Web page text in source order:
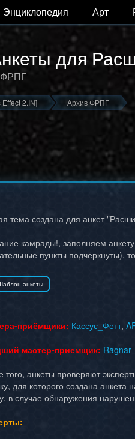
Энциклопедия Арт
для
ФРПГ
2.IN] Архив ФРПГ
тема создана для анкет
камрады!, заполняем анкету
пункты подчёркнуты),
приёмщики: Кассус_Фетт,
мастер-приемщик: Ragnar
того, анкеты проверяют
для которого создана
в случае обнаружения